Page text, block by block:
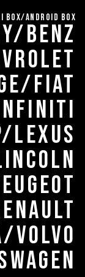
BOX/Android BOX
BENZ
FIAT
LEXUS
VOLVO